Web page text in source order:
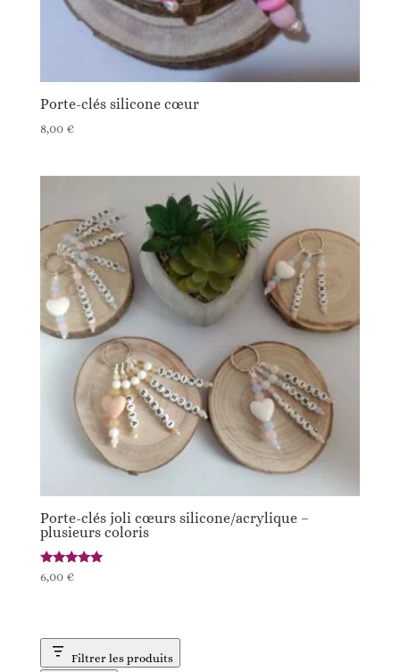
Porte-clés silicone cœur
8,00 €
Porte-clés joli cœurs silicone/acrylique –
plusieurs coloris
Note
5.00
6,00 €
Filtrer les produits